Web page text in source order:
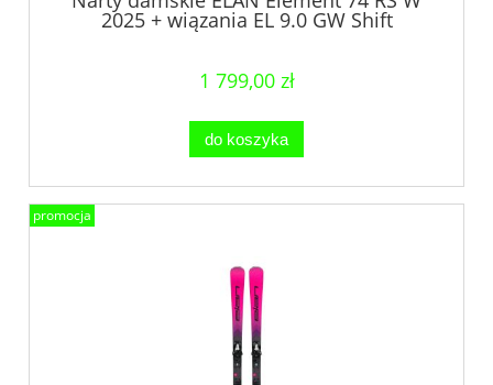
2025 + wiązania EL 9.0 GW Shift
1 799,00 zł
do koszyka
promocja